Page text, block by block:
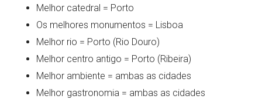
Melhor catedral = Porto
Os melhores monumentos = Lisboa
Melhor rio = Porto (Rio Douro)
Melhor centro antigo = Porto (Ribeira)
Melhor ambiente = ambas as cidades
Melhor gastronomia = ambas as cidades